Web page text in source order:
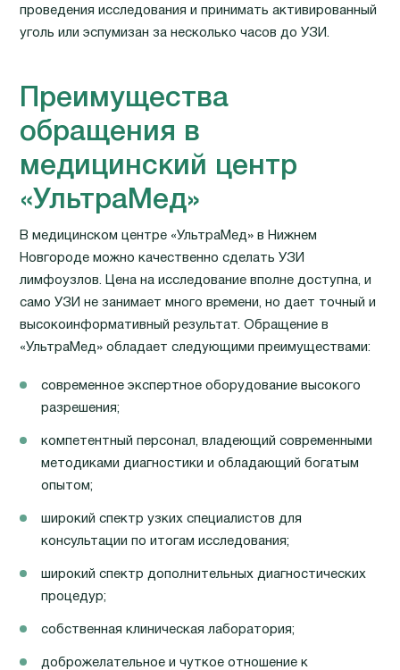
проведения исследования и принимать активированный
уголь или эспумизан за несколько часов до УЗИ.
Преимущества
обращения в
медицинский центр
«УльтраМед»
В медицинском центре «УльтраМед» в Нижнем
Новгороде можно качественно сделать УЗИ
лимфоузлов. Цена на исследование вполне доступна, и
само УЗИ не занимает много времени, но дает точный и
высокоинформативный результат. Обращение в
«УльтраМед» обладает следующими преимуществами:
современное экспертное оборудование высокого
разрешения;
компетентный персонал, владеющий современными
методиками диагностики и обладающий богатым
опытом;
широкий спектр узких специалистов для
консультации по итогам исследования;
широкий спектр дополнительных диагностических
процедур;
собственная клиническая лаборатория;
доброжелательное и чуткое отношение к